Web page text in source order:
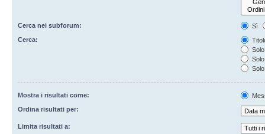
Cerca nei subforum:
Sì
Cerca:
Mostra i risultati come:
Ordina risultati per:
Limita risultati a: